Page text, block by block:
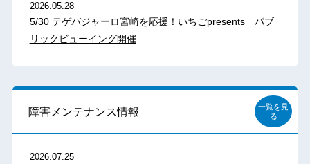
2026.05.28
5/30 テゲバジャーロ宮崎を応援！いちごpresents パブ
リックビューイング開催
障害メンテナンス情報
一覧を見
る
2026.07.25